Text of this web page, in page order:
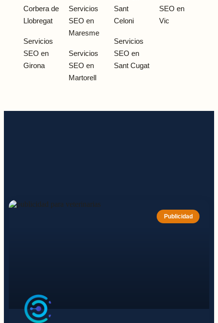
Corbera de
Llobregat
Servicios
SEO en
Girona
Servicios
SEO en
Maresme
Servicios
SEO en
Martorell
Sant
Celoni
Servicios
SEO en
Sant Cugat
SEO en
Vic
Publicidad